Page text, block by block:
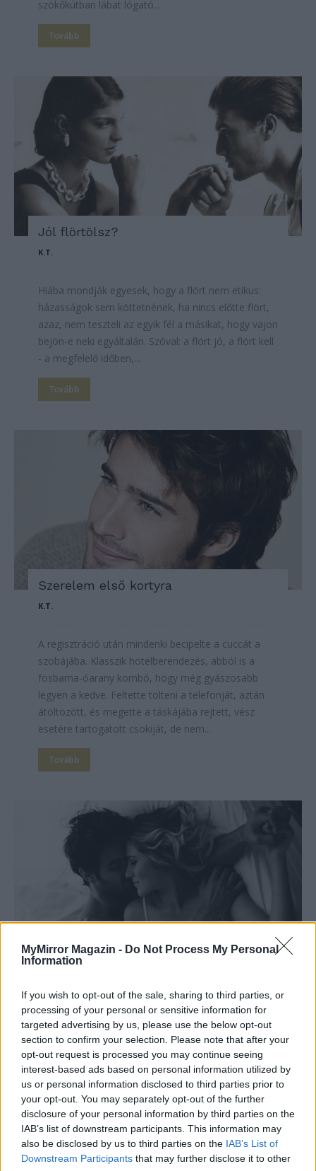
MyMirror Magazin - Do Not Process My Personal
Information
If you wish to opt-out of the sale, sharing to third parties, or
processing of your personal or sensitive information for
targeted advertising by us, please use the below opt-out
section to confirm your selection. Please note that after your
opt-out request is processed you may continue seeing
interest-based ads based on personal information utilized by
us or personal information disclosed to third parties prior to
your opt-out. You may separately opt-out of the further
disclosure of your personal information by third parties on the
IAB’s list of downstream participants. This information may
also be disclosed by us to third parties on the IAB’s List of
Downstream Participants that may further disclose it to other
szökőkútban lábat lógató...
Tovább
Jól flörtölsz?
K.T.
Hiába mondják egyesek, hogy a flört nem etikus:
házasságok sem köttetnének, ha nincs előtte flört,
azaz, nem teszteli az egyik fél a másikat, hogy vajon
bejön-e neki egyáltalán. Szóval: a flört jó, a flört kell
- a megfelelő időben,...
Tovább
Szerelem első kortyra
K.T.
A regisztráció után mindenki becipelte a cuccát a
szobájába. Klasszik hotelberendezés, abból is a
fosbarna-óarany kombó, hogy még gyászosabb
legyen a kedve. Feltette tölteni a telefonját, aztán
átöltözött, és megette a táskájába rejtett, vész
esetére tartogatott csokiját, de nem...
Tovább
Soha ne mondd, hogy soha
Soha többé nem lesz szerelmes. Így határozott
tavaly októberben. Nem, mintha ezt el lehetne
határozni, ő mégis hitte, hogy képes lesz rá -
karácsonyig minden este alaposan bepiálva, egy
megcsalt férfi magabiztosságával magyarázta a
konyha falának, hogy az ő...
Tovább